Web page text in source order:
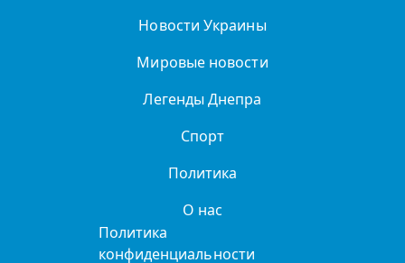
Новости Украины
Мировые новости
Легенды Днепра
Спорт
Политика
О нас
Политика
конфиденциальности